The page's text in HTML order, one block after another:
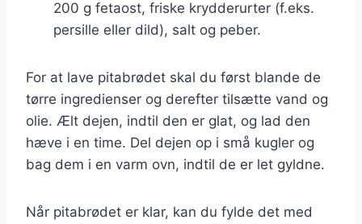
200 g fetaost, friske krydderurter (f.eks.
persille eller dild), salt og peber.
For at lave pitabrødet skal du først blande de
tørre ingredienser og derefter tilsætte vand og
olie. Ælt dejen, indtil den er glat, og lad den
hæve i en time. Del dejen op i små kugler og
bag dem i en varm ovn, indtil de er let gyldne.
Når pitabrødet er klar, kan du fylde det med